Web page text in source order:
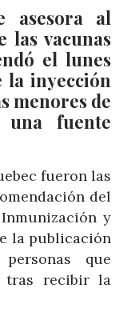
asesora al
las vacunas
el lunes
la inyección
menores de
fuente
fueron las
del
y
la publicación
que
tras recibir la